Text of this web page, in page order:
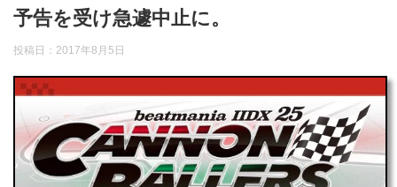
予告を受け急遽中止に。
投稿日： 2017年8月5日